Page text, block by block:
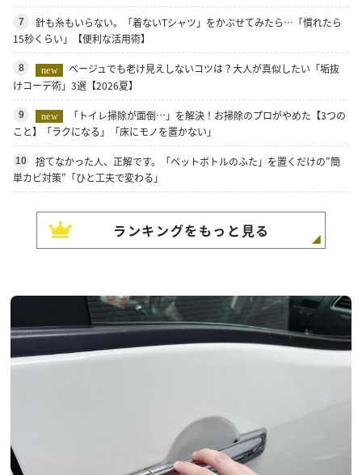
7
針も糸もいらない。「着ないTシャツ」をかぶせてみたら…「慣れたら
15秒くらい」【便利な活用術】
8 new
ベージュでも老け見えしないコツは？大人が真似したい「垢抜
けコーデ術」3選【2026夏】
9 new
「トイレ掃除が面倒…」を解決！お掃除のプロがやめた【3つの
こと】「ラクになる」「床にモノを置かない」
10
捨てなかった人、正解です。「ペットボトルのふた」を置くだけの"簡
単カビ対策"「ひと工夫で変わる」
ランキングをもっと見る